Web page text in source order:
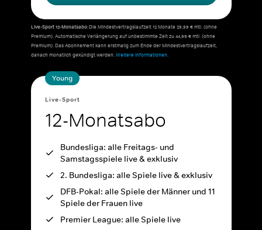
Live-Sport 12-Monatsabo:Die Mindestvertragslaufzeit 12 Monate 29,99 € mtl. (ohne
Premium). Automatische Verlängerung auf unbestimmte Zeit zu 44,99 € mtl. (ohne
Premium). Das Abonnement kann erstmalig zum Ende der Mindestvertragslaufzeit,
danach monatlich gekündigt werden.Weitere Informationen.
Young
Live-Sport
12-Monatsabo
Bundesliga: alle Freitags- und
Samstagsspiele live & exklusiv
2. Bundesliga: alle Spiele live & exklusiv
DFB-Pokal: alle Spiele der Männer und 11
Spiele der Frauen live
Premier League: alle Spiele live